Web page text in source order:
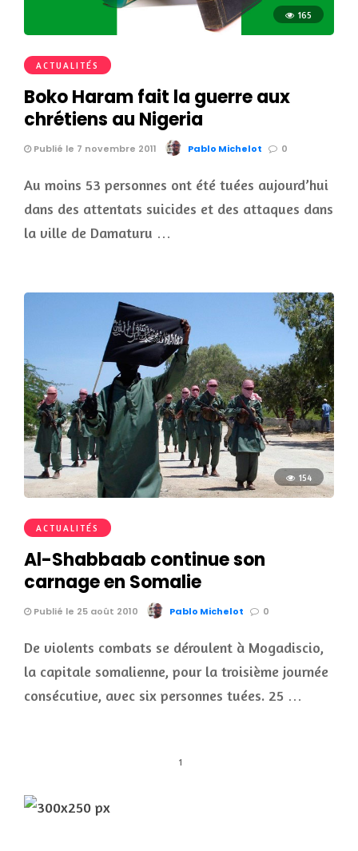
165
ACTUALITÉS
Boko Haram fait la guerre aux
chrétiens au Nigeria
Publié le 7 novembre 2011 Pablo Michelot 0
Au moins 53 personnes ont été tuées aujourd’hui
dans des attentats suicides et des attaques dans
la ville de Damaturu …
154
ACTUALITÉS
Al-Shabbaab continue son
carnage en Somalie
Publié le 25 août 2010 Pablo Michelot 0
De violents combats se déroulent à Mogadiscio,
la capitale somalienne, pour la troisième journée
consécutive, avec six personnes tuées. 25 …
1